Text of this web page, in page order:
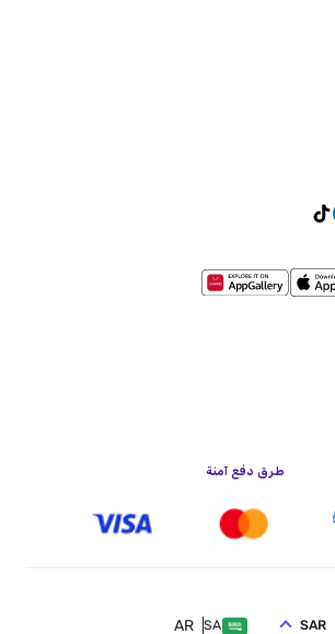
طرق دفع آمنة
SA
AR SAR